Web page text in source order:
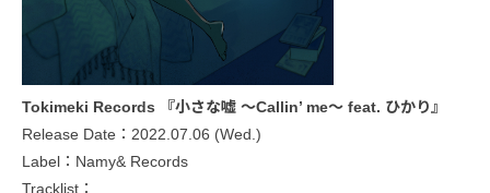
Tokimeki Records 『小さな嘘 ～Callin’ me～ feat. ひかり』
Release Date：2022.07.06 (Wed.)
Label：Namy& Records
Tracklist：